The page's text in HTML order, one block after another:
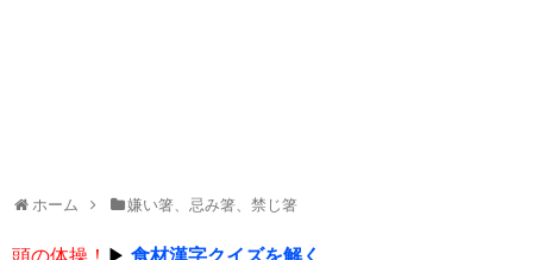
ホーム 嫌い箸、忌み箸、禁じ箸
頭の体操！ ▶ 食材漢字クイズを解く